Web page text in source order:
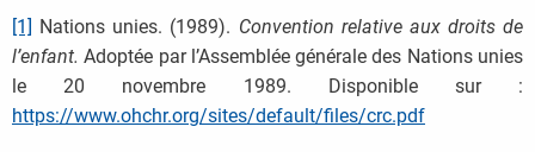
[1] Nations unies. (1989). Convention relative aux droits de
l’enfant. Adoptée par l’Assemblée générale des Nations unies
le 20 novembre 1989. Disponible sur :
https://www.ohchr.org/sites/default/files/crc.pdf